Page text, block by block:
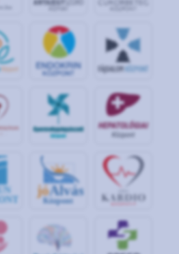
jóAlvás
Központ